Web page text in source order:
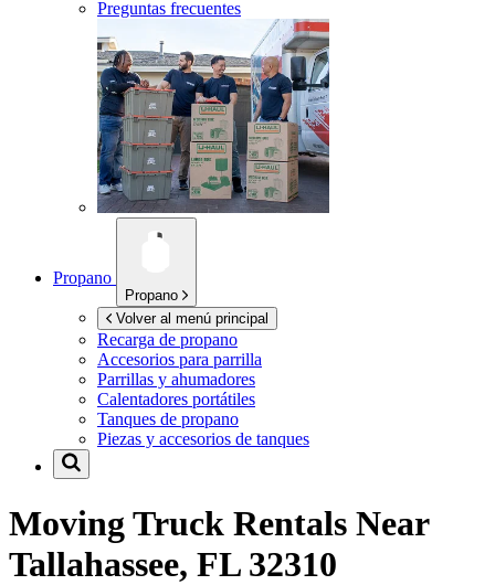
Preguntas frecuentes
Propano
Propano
Volver al menú principal
Recarga de propano
Accesorios para parrilla
Parrillas y ahumadores
Calentadores portátiles
Tanques de propano
Piezas y accesorios de tanques
Moving Truck Rentals Near
Tallahassee, FL 32310